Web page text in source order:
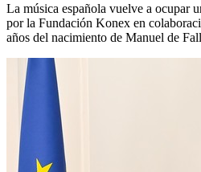
La música española vuelve a ocupar
por la Fundación Konex en
años del nacimiento de Manuel de